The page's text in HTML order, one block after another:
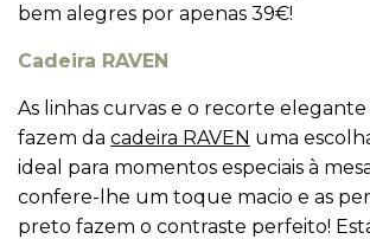
bem alegres por apenas 39€!
Cadeira RAVEN
As linhas curvas e o recorte
fazem da cadeira RAVEN uma
ideal para momentos especiais à
confere-lhe um toque macio e as
preto fazem o contraste perfeito!